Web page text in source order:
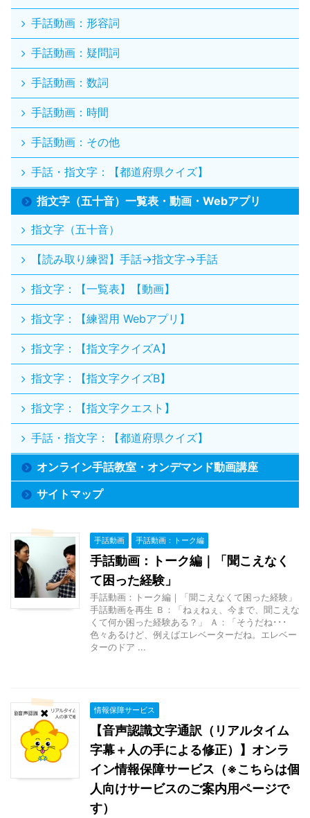
手話動画：形容詞
手話動画：疑問詞
手話動画：数詞
手話動画：時間
手話動画：その他
手話・指文字：【都道府県クイズ】
指文字（五十音）一覧表・動画・Webアプリ
指文字（五十音）
【読み取り練習】手話→指文字→手話
指文字：【一覧表】【動画】
指文字：【練習用 Webアプリ】
指文字：【指文字クイズA】
指文字：【指文字クイズB】
指文字：【指文字クエスト】
手話・指文字：【都道府県クイズ】
オンライン手話教室・オンデマンド動画講座
サイトマップ
手話動画 手話動画：トーク編
手話動画：トーク編｜「聞こえなく
て困った経験」
手話動画：トーク編｜「聞こえなくて困った経験」
手話動画を再生 Ｂ：「ねぇねぇ、今まで、聞こえな
くて何か困った経験ある？」 Ａ：「そうだね･･･
色々あるけど、例えばエレベーターだね。エレベー
ターのドア ...
情報保障サービス
【音声認識文字通訳（リアルタイム
字幕＋人の手による修正）】オンラ
イン情報保障サービス（※こちらは個
人向けサービスのご案内用ページで
す）